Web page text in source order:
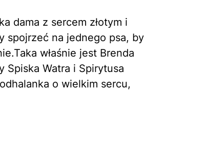
dama z sercem złotym i
spojrzeć na jednego psa, by
właśnie jest Brenda
Spiska Watra i Spirytusa
o wielkim sercu,